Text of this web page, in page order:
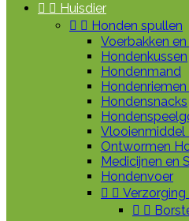
  Huisdier
  Honden spullen
Voerbakken
Hondenkussen
Hondenmand
Hondensnacks
Vlooienmiddel
Ontwormen
Medicijnen en
Hondenvoer
 
 